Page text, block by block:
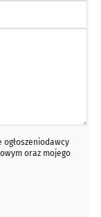
ogłoszeniodawcy
oraz mojego